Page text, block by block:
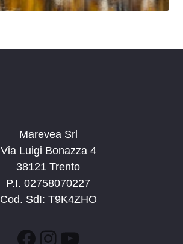
Marevea Srl
Via Luigi Bonazza 4
38121 Trento
P.I. 02758070227
Cod. SdI: T9K4ZHO
Facebook
Instagram
YouTube